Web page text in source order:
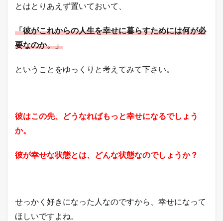
とはとりあえず置いておいて、
「彼がこれからの人生を幸せに暮らすためには何が必
要なのか。」
ということをゆっくりと考えてみて下さい。
彼はこの先、どうなればもっと幸せになるでしょう
か。
彼が幸せな状態とは、どんな状態なのでしょうか？
せっかく好きになった人なのですから、幸せになって
ほしいですよね。